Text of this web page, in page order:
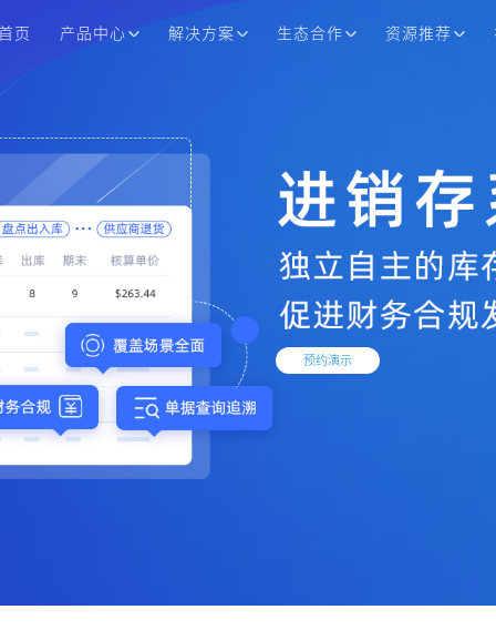
页 产品中心 解决方案 生态合作 资源推荐
预约演示